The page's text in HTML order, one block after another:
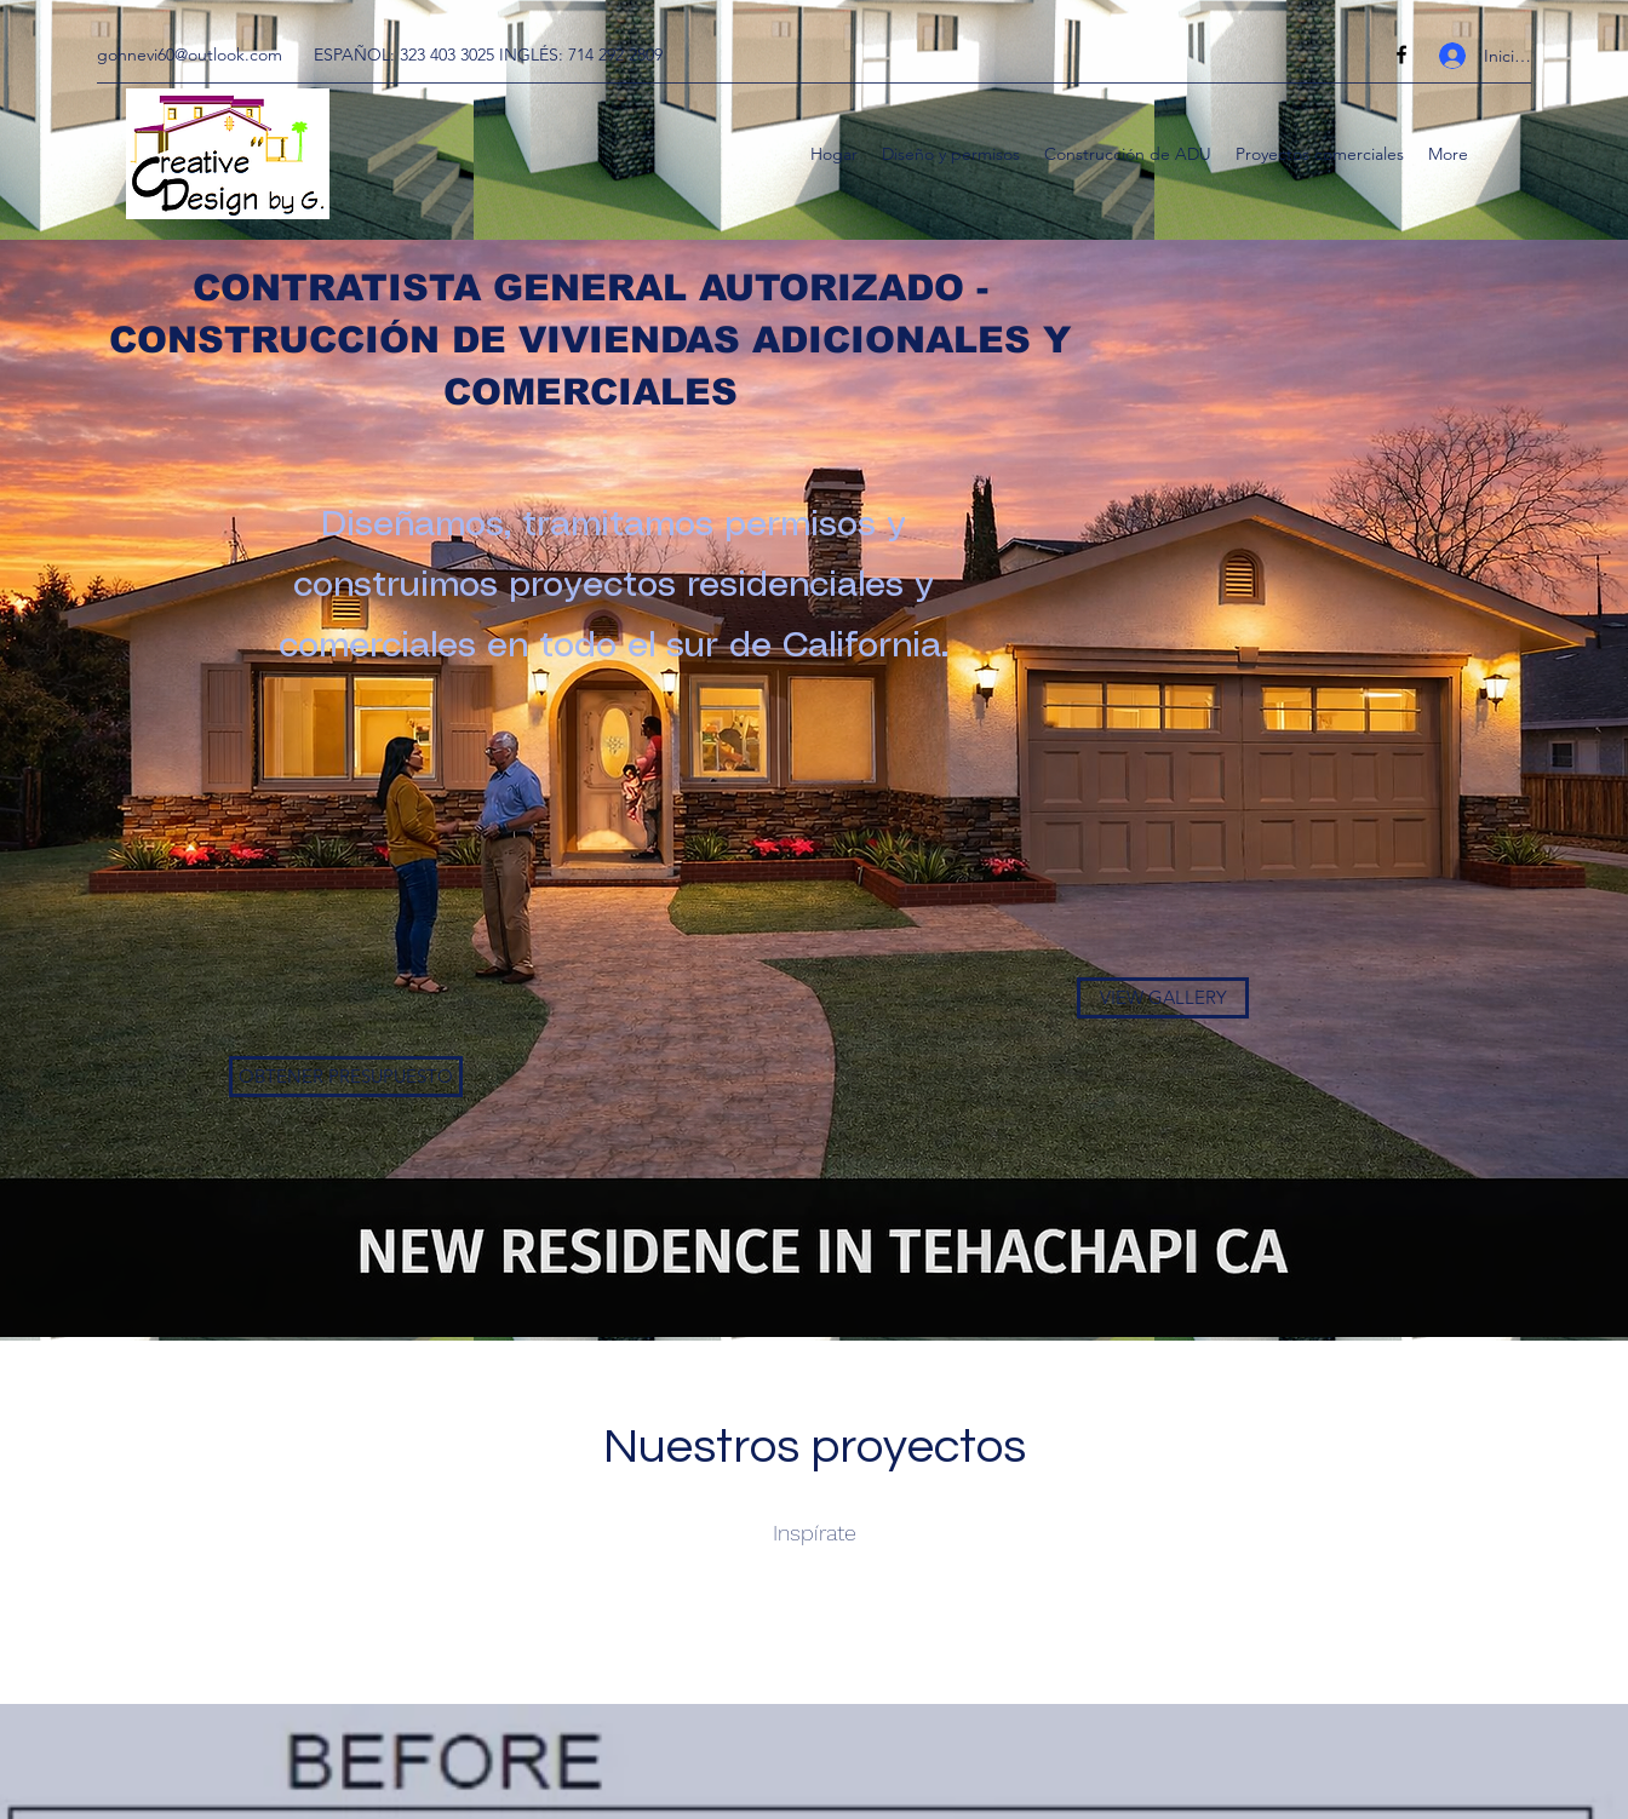
gohnevi60@outlook.com ESPAÑOL: 323 403 3025 INGLÉS: 714 292 2809 Iniciar sesión
Hogar Diseño y permisos Construcción de ADU Proyectos comerciales More
CONTRATISTA GENERAL AUTORIZADO -
CONSTRUCCIÓN DE VIVIENDAS ADICIONALES Y
COMERCIALES
Diseñamos, tramitamos permisos y
construimos proyectos residenciales y
comerciales en todo el sur de California.
VIEW GALLERY
OBTENER PRESUPUESTO
Nuestros proyectos
Inspírate